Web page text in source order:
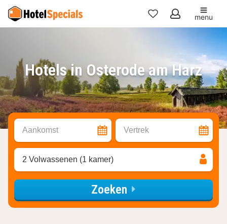
Mijn
favorieten
menu
Hotels in Osterode am Harz
Aankomst Vertrek
2 Volwassenen (1 kamer)
Zoeken